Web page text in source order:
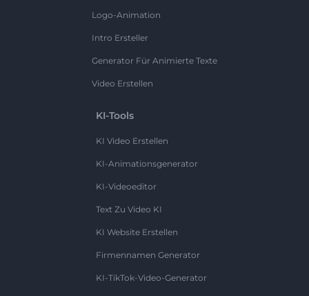
Logo-Animation
Intro Ersteller
Generator Für Animierte Texte
Video Erstellen
KI-Tools
KI Video Erstellen
KI-Animationsgenerator
KI-Videoeditor
Text Zu Video KI
KI Website Erstellen
Firmennamen Generator
KI-TikTok-Video-Generator